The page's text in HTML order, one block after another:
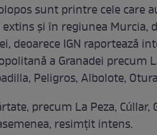
sunt printre cele care
și în regiunea Murcia,
deoarece IGN raportează
a Granadei precum
Peligros, Albolote,
precum La Peza, Cúllar,
resimțit intens.